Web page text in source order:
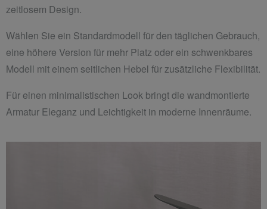
zeitlosem Design.
Wählen Sie ein Standardmodell für den täglichen Gebrauch,
eine höhere Version für mehr Platz oder ein schwenkbares
Modell mit einem seitlichen Hebel für zusätzliche Flexibilität.
Für einen minimalistischen Look bringt die wandmontierte
Armatur Eleganz und Leichtigkeit in moderne Innenräume.